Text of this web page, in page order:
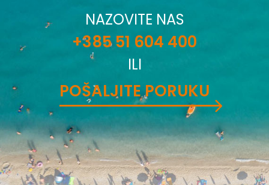
NAZOVITE NAS
+385 51 604 400
ILI
POŠALJITE PORUKU